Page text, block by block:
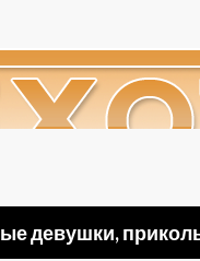
девушки,